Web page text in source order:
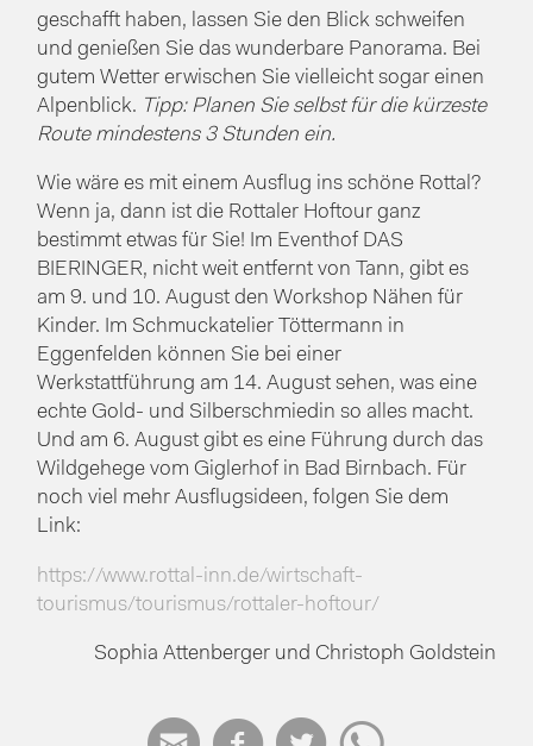
geschafft haben, lassen Sie den Blick schweifen
und genießen Sie das wunderbare Panorama. Bei
gutem Wetter erwischen Sie vielleicht sogar einen
Alpenblick. Tipp: Planen Sie selbst für die kürzeste
Route mindestens 3 Stunden ein.
Wie wäre es mit einem Ausflug ins schöne Rottal?
Wenn ja, dann ist die Rottaler Hoftour ganz
bestimmt etwas für Sie! Im Eventhof DAS
BIERINGER, nicht weit entfernt von Tann, gibt es
am 9. und 10. August den Workshop Nähen für
Kinder. Im Schmuckatelier Töttermann in
Eggenfelden können Sie bei einer
Werkstattführung am 14. August sehen, was eine
echte Gold- und Silberschmiedin so alles macht.
Und am 6. August gibt es eine Führung durch das
Wildgehege vom Giglerhof in Bad Birnbach. Für
noch viel mehr Ausflugsideen, folgen Sie dem
Link:
https://www.rottal-inn.de/wirtschaft-
tourismus/tourismus/rottaler-hoftour/
Sophia Attenberger und Christoph Goldstein